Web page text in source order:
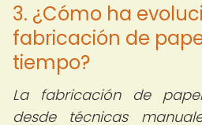
3. ¿Cómo ha
fabricación de
tiempo?
La fabricación de
desde técnicas